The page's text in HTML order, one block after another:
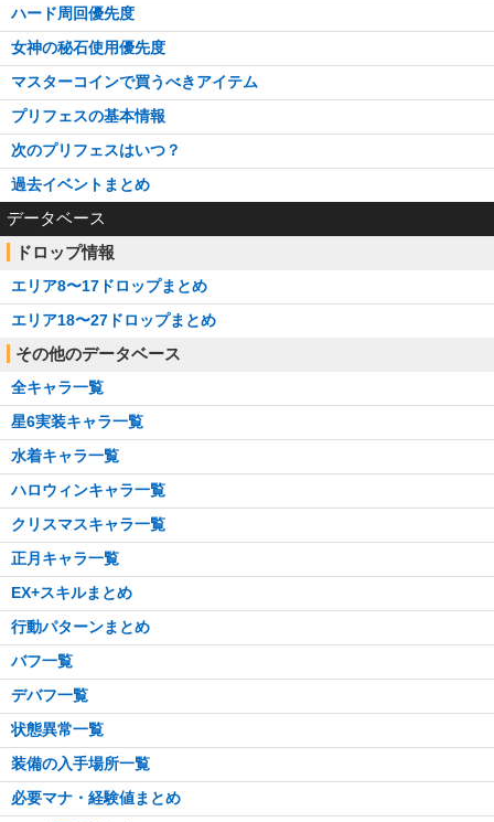
ハード周回優先度
女神の秘石使用優先度
マスターコインで買うべきアイテム
プリフェスの基本情報
次のプリフェスはいつ？
過去イベントまとめ
データベース
ドロップ情報
エリア8〜17ドロップまとめ
エリア18〜27ドロップまとめ
その他のデータベース
全キャラ一覧
星6実装キャラ一覧
水着キャラ一覧
ハロウィンキャラ一覧
クリスマスキャラ一覧
正月キャラ一覧
EX+スキルまとめ
行動パターンまとめ
バフ一覧
デバフ一覧
状態異常一覧
装備の入手場所一覧
必要マナ・経験値まとめ